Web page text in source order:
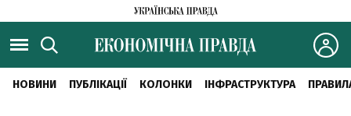
НОВИНИ ПУБЛІКАЦІЇ КОЛОНКИ ІНФРАСТРУКТУРА